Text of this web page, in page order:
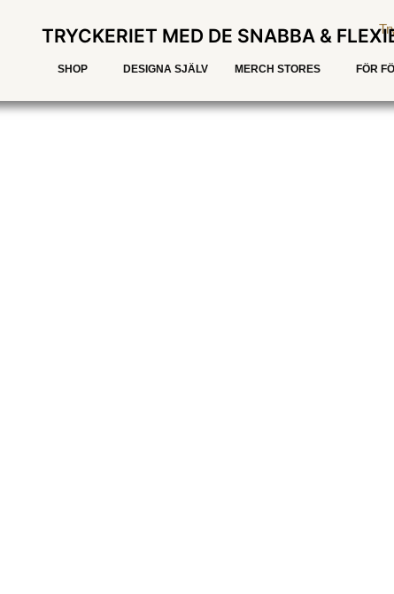
TRYCKERIET MED DE SNABBA &
SHOP DESIGNA SJÄLV MERCH STORES FÖR